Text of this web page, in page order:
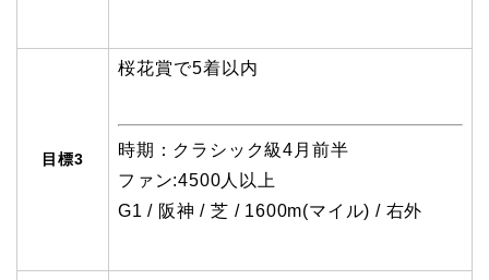
目標3
桜花賞で5着以内
時期：クラシック級4月前半
ファン:4500人以上
G1 / 阪神 / 芝 / 1600m(マイル) / 右外